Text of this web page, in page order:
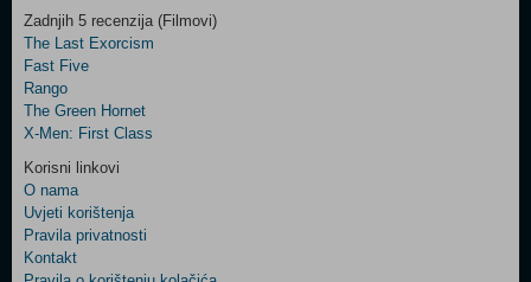
Newsletter
Zadnjih 5 recenzija (Filmovi)
The Last Exorcism
Fast Five
Rango
The Green Hornet
X-Men: First Class
Korisni linkovi
O nama
Uvjeti korištenja
Pravila privatnosti
Kontakt